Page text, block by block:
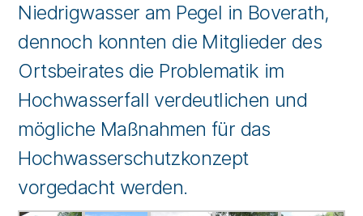
Niedrigwasser am Pegel in Boverath,
dennoch konnten die Mitglieder des
Ortsbeirates die Problematik im
Hochwasserfall verdeutlichen und
mögliche Maßnahmen für das
Hochwasserschutzkonzept
vorgedacht werden.